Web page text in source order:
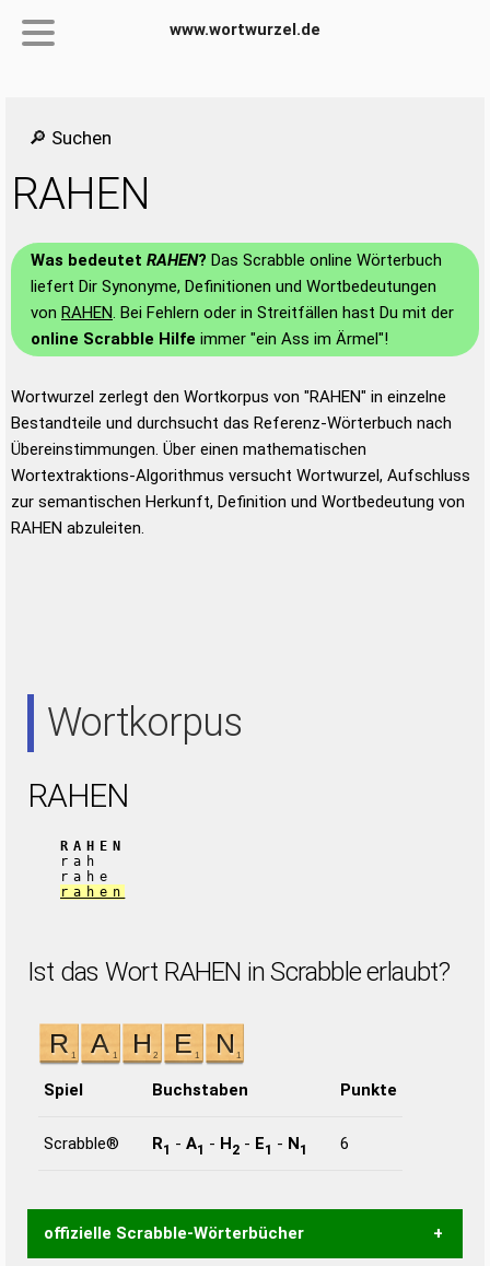
www.wortwurzel.de
🔎 Suchen
RAHEN
Was bedeutet RAHEN? Das Scrabble online Wörterbuch
liefert Dir Synonyme, Definitionen und Wortbedeutungen
von RAHEN. Bei Fehlern oder in Streitfällen hast Du mit der
online Scrabble Hilfe immer "ein Ass im Ärmel"!
Wortwurzel zerlegt den Wortkorpus von "RAHEN" in einzelne
Bestandteile und durchsucht das Referenz-Wörterbuch nach
Übereinstimmungen. Über einen mathematischen
Wortextraktions-Algorithmus versucht Wortwurzel, Aufschluss
zur semantischen Herkunft, Definition und Wortbedeutung von
RAHEN abzuleiten.
Wortkorpus
RAHEN
RAHEN
rah
rahe
rahen
Ist das Wort RAHEN in Scrabble erlaubt?
Spiel Buchstaben Punkte
Scrabble® R1 - A1 - H2 - E1 - N1 6
offizielle Scrabble-Wörterbücher